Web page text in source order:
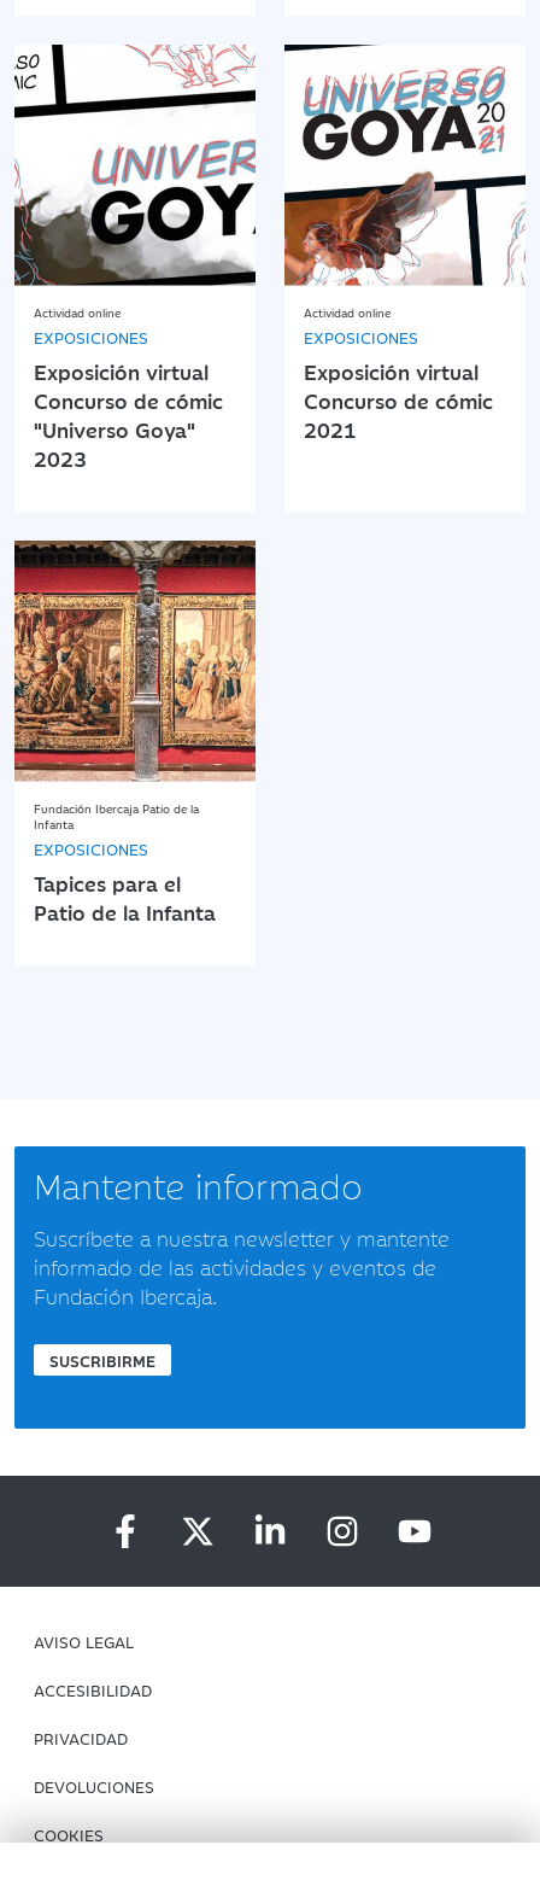
Actividad online
EXPOSICIONES
Exposición virtual
Concurso de cómic
"Universo Goya"
2023
Actividad online
EXPOSICIONES
Exposición virtual
Concurso de cómic
2021
Fundación Ibercaja Patio de la
Infanta
EXPOSICIONES
Tapices para el
Patio de la Infanta
Mantente informado
Suscríbete a nuestra newsletter y mantente
informado de las actividades y eventos de
Fundación Ibercaja.
SUSCRIBIRME
AVISO LEGAL
ACCESIBILIDAD
PRIVACIDAD
DEVOLUCIONES
COOKIES